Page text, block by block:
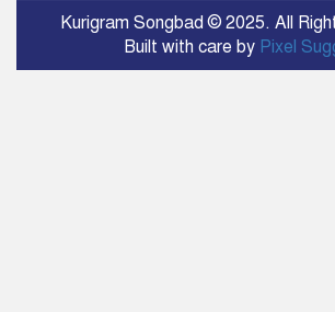
Kurigram Songbad © 2025. All
Built with care by Pixel